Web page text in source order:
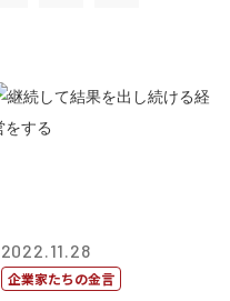
2022.11.28
企業家たちの金言